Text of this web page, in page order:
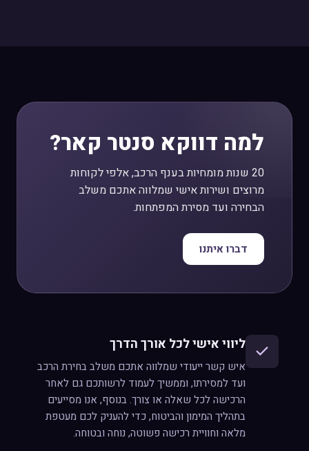
למה דווקא סנטר קאר?
20 שנות מומחיות בענף הרכב, אלפי לקוחות
מרוצים ושירות אישי שמלווה אתכם משלב
הבחירה ועד מסירת המפתחות.
דברו איתנו
ליווי אישי לכל אורך הדרך
איש קשר ייעודי שמלווה אתכם משלב בחירת הרכב
ועד למסירתו, וממשיך לעמוד לרשותכם גם לאחר
הרכישה לכל שאלה או צורך. בנוסף, אנו מסייעים
בתהליך המימון והביטוח, כדי להעניק לכם מעטפת
מלאה וחוויית רכישה פשוטה, נוחה ובטוחה.